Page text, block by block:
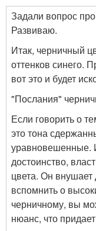
Задали вопрос
Развиваю.
Итак, черничный
оттенков синего.
вот это и будет
"Послания"
Если говорить о
это тона
уравновешенные.
достоинство,
цвета. Он внушает
вспомнить о
черничному, вы
нюанс, что